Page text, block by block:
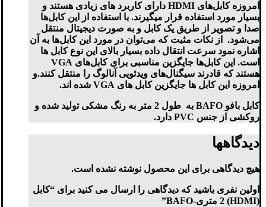
امروزه کابل‌های HDMI دارای کاربرد های زیادی هستند و
بسیار مورد استفاده قرار میگیرند. با استفاده از این کابل‌ها
صدا و تصویر از طریق یک کابل و به صورت دیجیتال منتقل
می‌شود. از نکات مثبت که می‌توان در مورد این کابل‌ها به آن
اشاره نمود سرعت انتقال داده بسیار بالای این نوع کابل ها
است. این کابل‌ها جایگزین مناسبی برای کابل‌های VGA
هستند که قادرند سیگنال‌های ویدئویی آنالوگ را منتقل کنند.و
امروزه این کابل ها جایگزین کابل های VGA شده اند.
کابل بافو BAFO به طول 2 متر به رنگ مشکی تولید شده و
روکشی از جنس PVC دارد.
دیدگاهها
هیچ دیدگاهی برای این محصول نوشته نشده است.
اولین نفری باشید که دیدگاهی را ارسال می کنید برای “کابل
(HDMI) 2 متری-BAFO”